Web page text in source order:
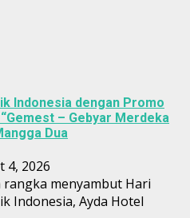
Indonesia dengan Promo
– Gebyar Merdeka
Dua
4, 2026
rangka menyambut Hari
Indonesia, Ayda Hotel